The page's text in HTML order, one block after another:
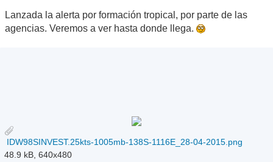
Lanzada la alerta por formación tropical, por parte de las
agencias. Veremos a ver hasta donde llega.
IDW98SINVEST.25kts-1005mb-138S-1116E_28-04-2015.png
48.9 kB, 640x480